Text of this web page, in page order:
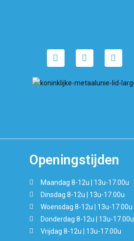
Openingstijden
Maandag 8-12u | 13u-17.00u
Dinsdag 8-12u | 13u-17.00u
Woensdag 8-12u | 13u-17.00u
Donderdag 8-12u | 13u-17.00u
Vrijdag 8-12u | 13u-17.00u